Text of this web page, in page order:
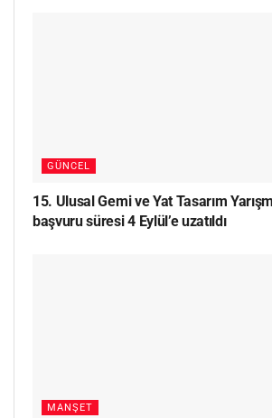
GÜNCEL
15. Ulusal Gemi ve Yat Tasarım
başvuru süresi 4 Eylül’e uzatıldı
MANŞET